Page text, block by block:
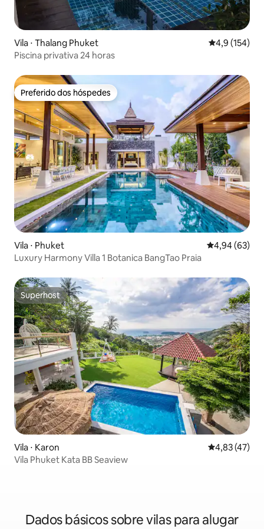
Vila ⋅ Thalang Phuket 4,9 de uma
4,9 (154)
Piscina privativa 24 horas
Preferido dos hóspedes
Preferido dos hóspedes
Vila ⋅ Phuket 4,94 de uma
4,94 (63)
Luxury Harmony Villa 1 Botanica BangTao Praia
Superhost
Superhost
Vila ⋅ Karon 4,83 de uma
4,83 (47)
Vila Phuket Kata BB Seaview
Dados básicos sobre vilas para alugar